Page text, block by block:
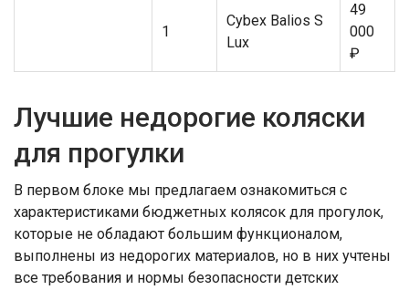
1
Cybex Balios S
Lux
49
000
₽
Лучшие недорогие коляски
для прогулки
В первом блоке мы предлагаем ознакомиться с
характеристиками бюджетных колясок для прогулок,
которые не обладают большим функционалом,
выполнены из недорогих материалов, но в них учтены
все требования и нормы безопасности детских